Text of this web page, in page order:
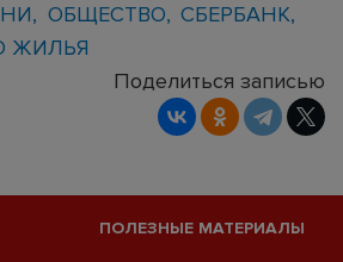
ОБЩЕСТВО СБЕРБАНК
ЖИЛЬЯ
Поделиться записью
ПОЛЕЗНЫЕ МАТЕРИАЛЫ